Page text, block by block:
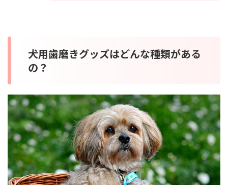
犬用歯磨きグッズはどんな種類がある
の？